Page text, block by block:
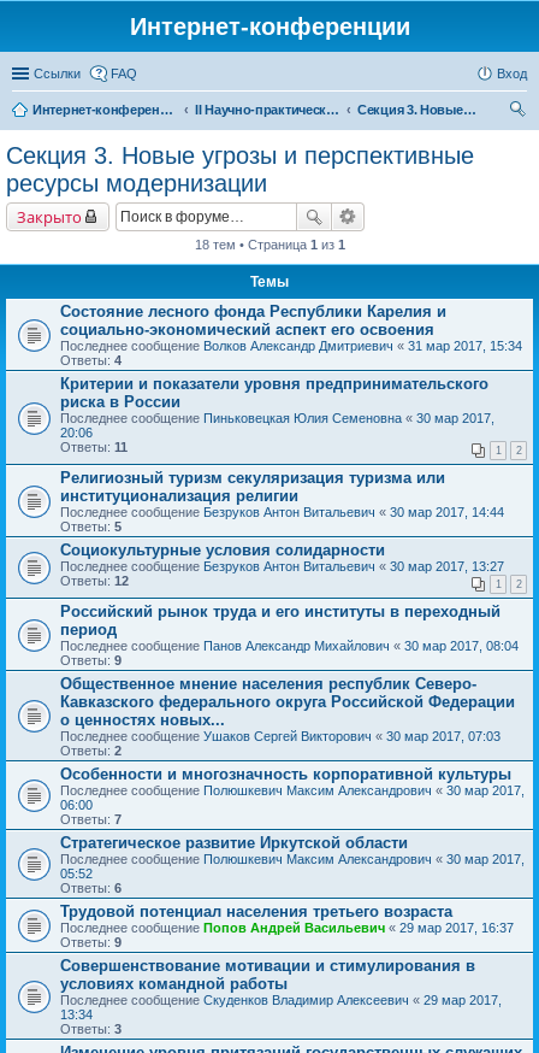
Интернет-конференции
Ссылки FAQ Вход
Интернет-конференции II Научно-практическая интернет-конференция «Глобальные вызовы и региональное развитие в зеркале социологических измерений» Актуальные проблемы российского общества в контексте новых вызовов современности
Секция 3. Новые угрозы и перспективные ресурсы модернизации
Секция 3. Новые угрозы и перспективные
ресурсы модернизации
Закрыто
18 тем • Страница 1 из 1
Темы
Состояние лесного фонда Республики Карелия и
социально-экономический аспект его освоения
Последнее сообщение Волков Александр Дмитриевич « 31 мар 2017, 15:34
Ответы: 4
Критерии и показатели уровня предпринимательского
риска в России
Последнее сообщение Пиньковецкая Юлия Семеновна « 30 мар 2017,
20:06
Ответы: 11 1 2
Религиозный туризм секуляризация туризма или
институционализация религии
Последнее сообщение Безруков Антон Витальевич « 30 мар 2017, 14:44
Ответы: 5
Социокультурные условия солидарности
Последнее сообщение Безруков Антон Витальевич « 30 мар 2017, 13:27
Ответы: 12 1 2
Российский рынок труда и его институты в переходный
период
Последнее сообщение Панов Александр Михайлович « 30 мар 2017, 08:04
Ответы: 9
Общественное мнение населения республик Северо-
Кавказского федерального округа Российской Федерации
о ценностях новых...
Последнее сообщение Ушаков Сергей Викторович « 30 мар 2017, 07:03
Ответы: 2
Особенности и многозначность корпоративной культуры
Последнее сообщение Полюшкевич Максим Александрович « 30 мар 2017,
06:00
Ответы: 7
Стратегическое развитие Иркутской области
Последнее сообщение Полюшкевич Максим Александрович « 30 мар 2017,
05:52
Ответы: 6
Трудовой потенциал населения третьего возраста
Последнее сообщение Попов Андрей Васильевич « 29 мар 2017, 16:37
Ответы: 9
Совершенствование мотивации и стимулирования в
условиях командной работы
Последнее сообщение Скуденков Владимир Алексеевич « 29 мар 2017,
13:34
Ответы: 3